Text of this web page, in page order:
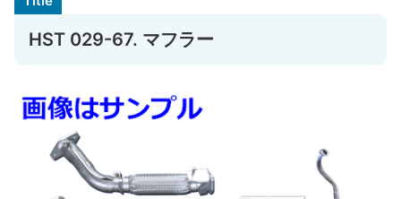
HST 029-67. マフラー